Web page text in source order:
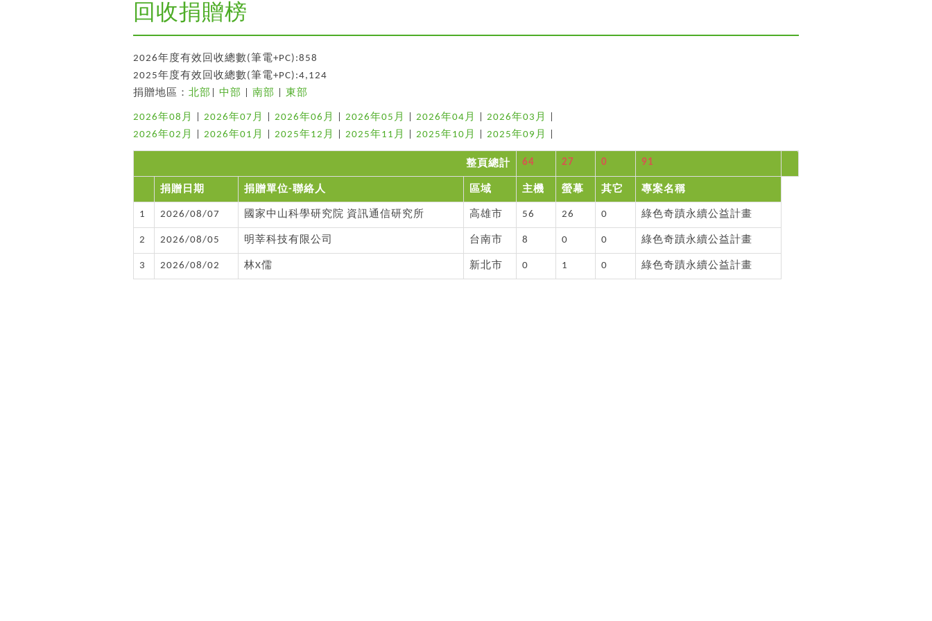
回收捐贈榜
2026年度有效回收總數(筆電+PC):858
2025年度有效回收總數(筆電+PC):4,124
捐贈地區： 北部 中部 南部 東部
2026年08月 2026年07月 2026年06月 2026年05月 2026年04月 2026年03月
2026年02月
2026年01月 2025年12月 2025年11月 2025年10月 2025年09月
整頁總計 64 27 0 91
捐贈日期 捐贈單位-聯絡人 區域 主機 螢幕 其它 專案名稱
1 2026/08/07 國家中山科學研究院 資訊通信研究所 高雄市 56 26 0 綠色奇蹟永續公益計畫
2 2026/08/05 明莘科技有限公司 台南市 8 0 0 綠色奇蹟永續公益計畫
3 2026/08/02 林X儒 新北市 0 1 0 綠色奇蹟永續公益計畫